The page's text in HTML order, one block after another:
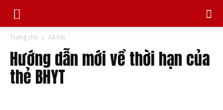
Trang chủ Xã hội
Hướng dẫn mới về thời hạn của
thẻ BHYT